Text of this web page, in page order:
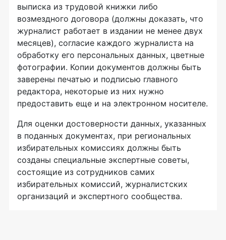
выписка из трудовой книжки либо
возмездного договора (должны доказать, что
журналист работает в издании не менее двух
месяцев), согласие каждого журналиста на
обработку его персональных данных, цветные
фотографии. Копии документов должны быть
заверены печатью и подписью главного
редактора, некоторые из них нужно
предоставить еще и на электронном носителе.
Для оценки достоверности данных, указанных
в поданных документах, при региональных
избирательных комиссиях должны быть
созданы специальные экспертные советы,
состоящие из сотрудников самих
избирательных комиссий, журналистских
организаций и экспертного сообщества.